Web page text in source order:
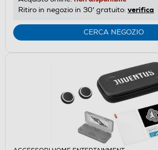
Ritiro in negozio in 30' gratuito: verifica
CERCA NEGOZIO